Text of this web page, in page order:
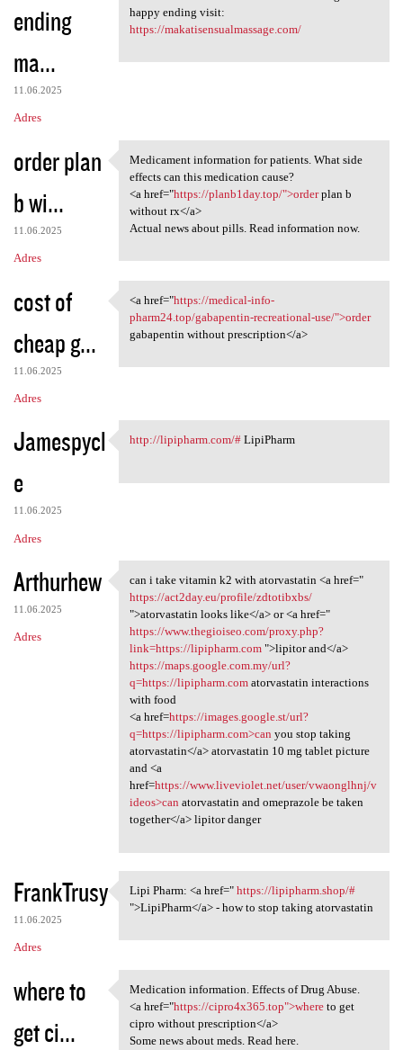
ending
ma...
11.06.2025
Adres
happy ending visit:
https://makatisensualmassage.com/
order plan
b wi...
11.06.2025
Adres
Medicament information for
Medicament information for patients. What side
effects can this medication cause?
<a href="https://planb1day.top/">orderplan b
without rx</a>
Actual news about pills. Read information now.
cost of
cheap g...
11.06.2025
Adres
<a href="https://medical-info
<a href="https://medical-info-
pharm24.top/gabapentin-recreational-use/">order
gabapentin without prescription</a>
Jamespycl
e
11.06.2025
Adres
http://lipipharm.com/#
http://lipipharm.com/#LipiPharm
Arthurhew
11.06.2025
Adres
can i take vitamin k2 with
can i take vitamin k2 with atorvastatin <a href="
https://act2day.eu/profile/zdtotibxbs/
">atorvastatin looks like</a> or <a href="
https://www.thegioiseo.com/proxy.php?
link=https://lipipharm.com">lipitor and</a>
https://maps.google.com.my/url?
q=https://lipipharm.comatorvastatin interactions
with food
<a href=https://images.google.st/url?
q=https://lipipharm.com>can you stop taking
atorvastatin</a> atorvastatin 10 mg tablet picture
and <a
href=https://www.liveviolet.net/user/vwaonglhnj/v
ideos>can atorvastatin and omeprazole be taken
together</a> lipitor danger
FrankTrusy
11.06.2025
Adres
Lipi Pharm: <a href=" https:/
Lipi Pharm: <a href=" https://lipipharm.shop/#
">LipiPharm</a> - how to stop taking atorvastatin
where to
get ci...
Medication information.
Medication information. Effects of Drug Abuse.
<a href="https://cipro4x365.top">whereto get
cipro without prescription</a>
Some news about meds. Read here.